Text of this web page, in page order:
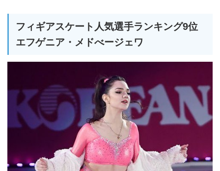
フィギアスケート人気選手ランキング9位
エフゲニア・メドべージェワ